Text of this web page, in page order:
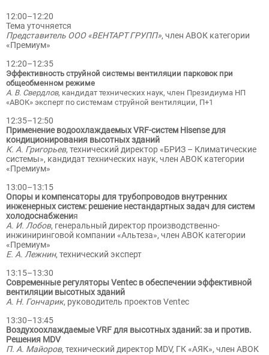
12:00–12:20
Тема уточняется
Представитель ООО «ВЕНТАРТ ГРУПП», член АВОК категории
«Премиум»
12:20–12:35
Эффективность струйной системы вентиляции парковок при
общеобменном режиме
А. В. Свердлов, кандидат технических наук, член Президиума НП
«АВОК» эксперт по системам струйной вентиляции, П+1
12:35–12:50
Применение водоохлаждаемых VRF-систем Hisense для
кондиционирования высотных зданий
К. А. Григорьев, технический директор «БРИЗ – Климатические
системы», кандидат технических наук, член АВОК категории
«Премиум»
13:00–13:15
Опоры и компенсаторы для трубопроводов внутренних
инженерных систем: решение нестандартных задач для систем
холодоснабжения
А. И. Лобов, генеральный директор производственно-
инжиниринговой компании «Альтеза», член АВОК категории
«Премиум»
Е. А. Лежнин, технический эксперт
13:15–13:30
Современные регуляторы Ventec в обеспечении эффективной
вентиляции высотных зданий
А. Н. Гончарик, руководитель проектов Ventec
13:30–13:45
Воздухоохлаждаемые VRF для высотных зданий: за и против.
Решения MDV
П. А. Майоров, технический директор MDV, ГК «АЯК», член АВОК